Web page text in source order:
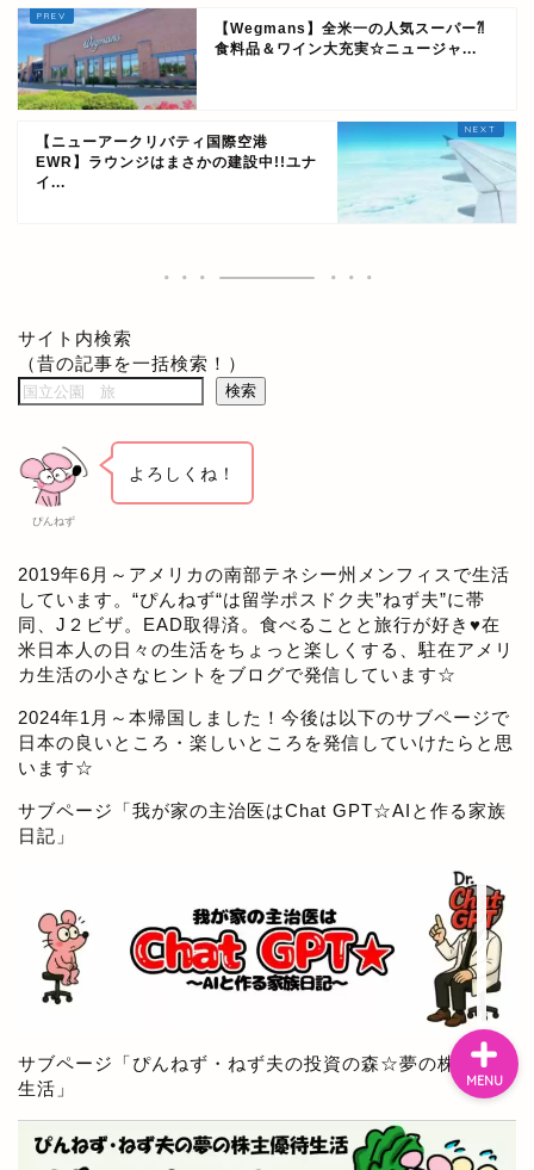
【Wegmans】全米一の人気スーパー⁈
食料品＆ワイン大充実☆ニュージャ...
【ニューアークリバティ国際空港
EWR】ラウンジはまさかの建設中!!ユナ
イ...
サイト内検索
（昔の記事を一括検索！）
検索
ぴんねず
よろしくね！
2019年6月～アメリカの南部テネシー州メンフィスで生活
しています。“ぴんねず“は留学ポスドク夫”ねず夫”に帯
同、J２ビザ。EAD取得済。食べることと旅行が好き♥在
米日本人の日々の生活をちょっと楽しくする、駐在アメリ
カ生活の小さなヒントをブログで発信しています☆
2024年1月～本帰国しました！今後は以下のサブページで
日本の良いところ・楽しいところを発信していけたらと思
います☆
サブページ「我が家の主治医はChat GPT☆AIと作る家族
日記 」
サブページ「ぴんねず・ねず夫の投資の森☆夢の株主優待
生活 」 MENU
アメリカ生活ブログ
ぴんねず漫画
ぴんねず☆ごはんのレシ
日本の温泉宿